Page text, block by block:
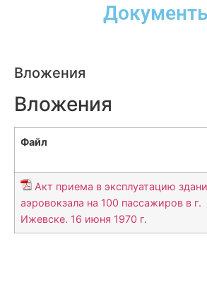
Вложения
Вложения
Файл
Акт приема в эксплуатацию
аэровокзала на 100 пассажиров в г.
Ижевске. 16 июня 1970 г.